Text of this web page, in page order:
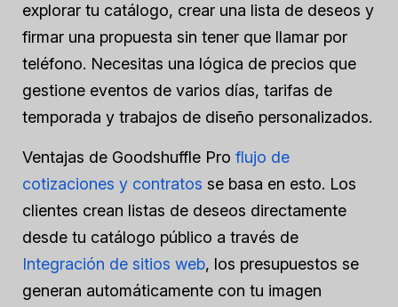
explorar tu catálogo, crear una lista de deseos y
firmar una propuesta sin tener que llamar por
teléfono. Necesitas una lógica de precios que
gestione eventos de varios días, tarifas de
temporada y trabajos de diseño personalizados.
Ventajas de Goodshuffle Pro flujo de
cotizaciones y contratos se basa en esto. Los
clientes crean listas de deseos directamente
desde tu catálogo público a través de
Integración de sitios web, los presupuestos se
generan automáticamente con tu imagen